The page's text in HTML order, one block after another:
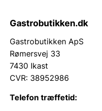
Gastrobutikken.dk
Gastrobutikken ApS
Rømersvej 33
7430 Ikast
CVR: 38952986
Telefon træffetid: